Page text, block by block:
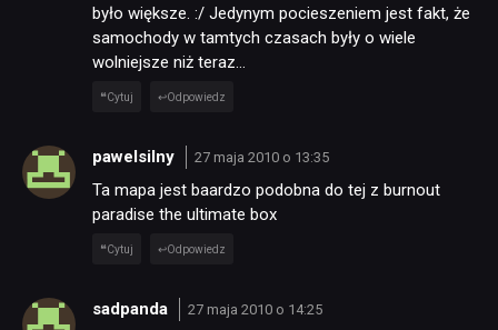
było większe. :/ Jedynym pocieszeniem jest fakt, że
samochody w tamtych czasach były o wiele
wolniejsze niż teraz…
Cytuj Odpowiedz
pawelsilny 27 maja 2010 o 13:35
Ta mapa jest baardzo podobna do tej z burnout
paradise the ultimate box
Cytuj Odpowiedz
sadpanda 27 maja 2010 o 14:25